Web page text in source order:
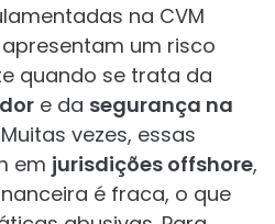
na CVM
apresentam um risco
quando se trata da
e da segurança na
Muitas vezes, essas
em jurisdições offshore,
é fraca, o que